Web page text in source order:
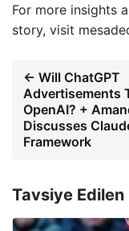
For more insights
story, visit
← Will ChatGPT
Advertisements
OpenAI? +
Discusses
Framework
Tavsiye